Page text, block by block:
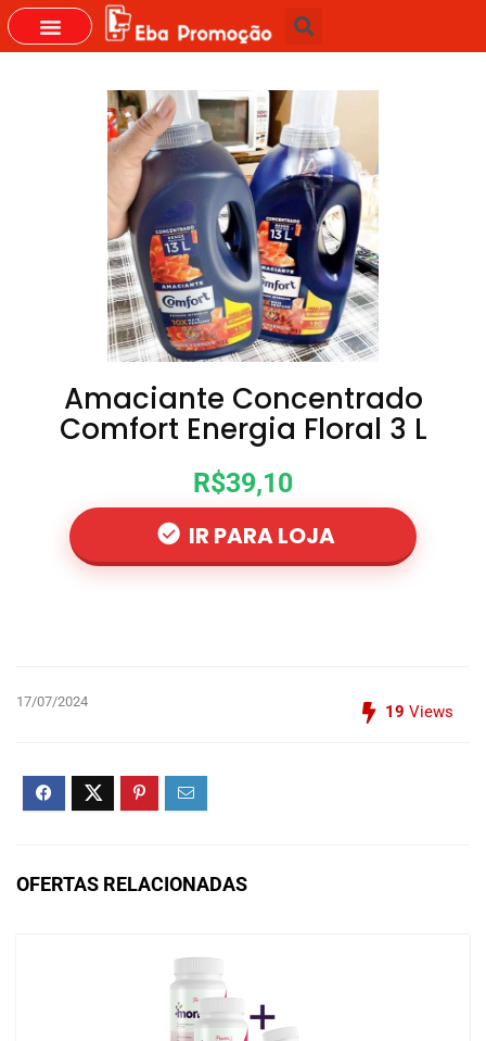
Amaciante Concentrado
Comfort Energia Floral 3 L
R$39,10
IR PARA LOJA
17/07/2024
19 Views
OFERTAS RELACIONADAS